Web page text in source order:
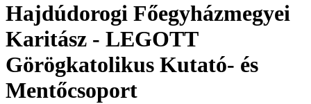
Hajdúdorogi Főegyházmegyei
Karitász - LEGOTT
Görögkatolikus Kutató- és
Mentőcsoport